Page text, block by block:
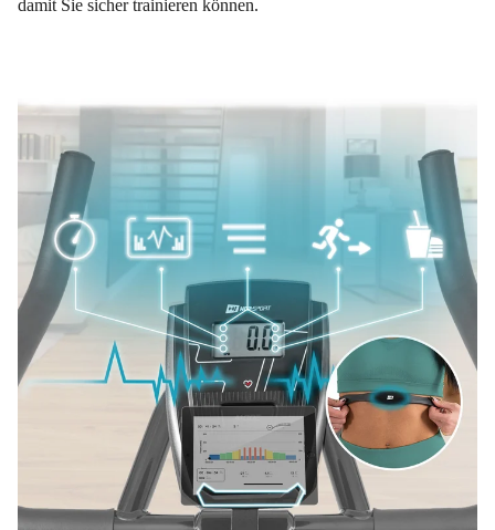
damit Sie sicher trainieren können.